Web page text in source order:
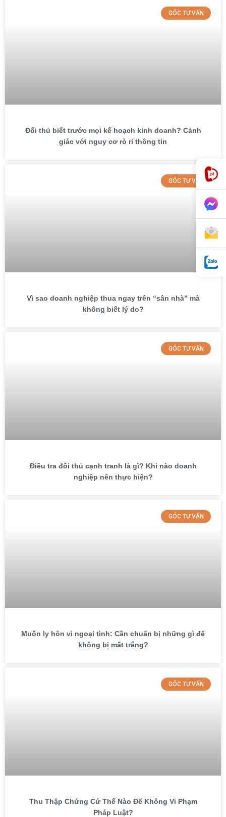
GÓC TƯ VẤN
Đối thủ biết trước mọi kế hoạch kinh doanh? Cảnh
giác với nguy cơ rò rỉ thông tin
GÓC TƯ VẤN
Vì sao doanh nghiệp thua ngay trên “sân nhà” mà
không biết lý do?
GÓC TƯ VẤN
Điều tra đối thủ cạnh tranh là gì? Khi nào doanh
nghiệp nên thực hiện?
GÓC TƯ VẤN
Muốn ly hôn vì ngoại tình: Cần chuẩn bị những gì để
không bị mất trắng?
GÓC TƯ VẤN
Thu Thập Chứng Cứ Thế Nào Để Không Vi Phạm
Pháp Luật?